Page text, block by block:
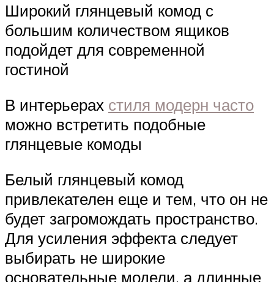
Широкий глянцевый комод с
большим количеством ящиков
подойдет для современной
гостиной
В интерьерах стиля модерн часто
можно встретить подобные
глянцевые комоды
Белый глянцевый комод
привлекателен еще и тем, что он не
будет загромождать пространство.
Для усиления эффекта следует
выбирать не широкие
основательные модели, а длинные